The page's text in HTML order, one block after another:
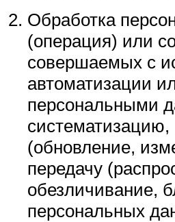
Обработка
(операция) или
совершаемых с
автоматизации
персональными
систематизацию,
(обновление,
передачу
обезличивание,
персональных